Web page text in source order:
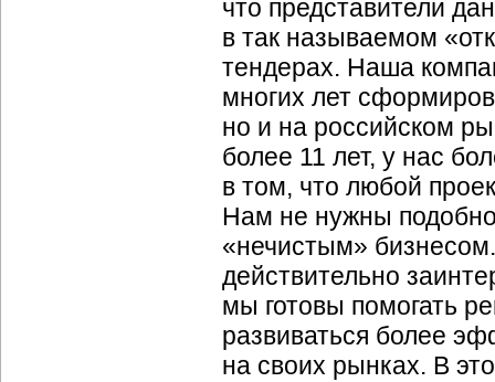
что представители
в так называемом
тендерах. Наша
многих лет
но и на российском
более 11 лет, у нас
в том, что любой
Нам не нужны
«нечистым»
действительно
мы готовы помогать
развиваться более
на своих рынках. В